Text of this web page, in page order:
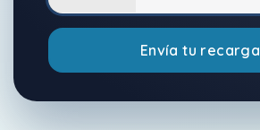
Envía tu recarga